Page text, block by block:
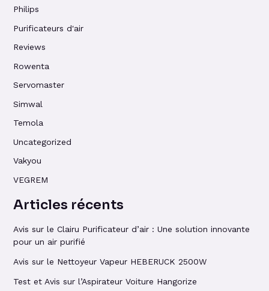
Philips
Purificateurs d'air
Reviews
Rowenta
Servomaster
Simwal
Temola
Uncategorized
Vakyou
VEGREM
Articles récents
Avis sur le Clairu Purificateur d’air : Une solution innovante
pour un air purifié
Avis sur le Nettoyeur Vapeur HEBERUCK 2500W
Test et Avis sur l’Aspirateur Voiture Hangorize